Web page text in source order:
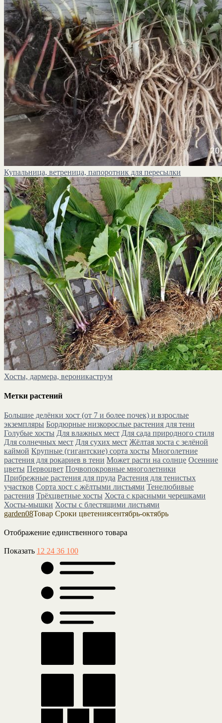
Купальница, ветреница, папоротник для пересылки
Хосты, дармера, вероникаструм
Метки растений
Большие делёнки хост (от 7 и более почек) и взрослые
экземпляры Бордюрные низкорослые растения для тени
Голубые хосты Для влажных мест Для сада природного стиля
Для солнечных мест Для сухих мест Жёлтая хоста с зелёной
каймой Крупные (гигантские) сорта хосты Многолетние
растения для рокариев в тени Может расти на солнце Осенние
цветы Первоцвет Почвопокровные многолетники
Прибрежные растения для пруда Растения для тенистых
участков Сорта хост с жёлтыми листьями Тенелюбивые
растения Трёхцветные хосты Хоста с красными черешками
Хосты-мышки Хосты с блестящими листьями
garden08Товар Сроки цветениясентябрь-октябрь
Отображение единственного товара
Показать 12 24 36 100